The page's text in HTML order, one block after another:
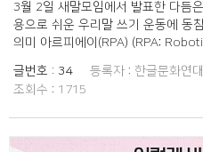
3월 2일 새말모임에서 발표한 다듬
용으로 쉬운 우리말 쓰기 운동에 동
의미 아르피에이(RPA) (RPA:
고리즘화하고 소프트웨어로 자동화
(meconomy←me+economy) 자기
지출 등의 경제 활동.
글번호 : 34 등록자 : 한글문화연대
조회수 : 1715